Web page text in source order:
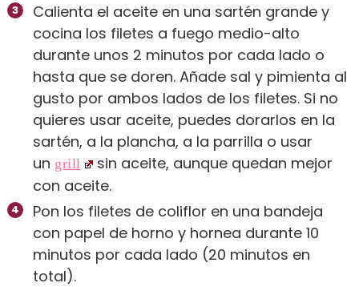
Calienta el aceite en una sartén grande y
cocina los filetes a fuego medio-alto
durante unos 2 minutos por cada lado o
hasta que se doren. Añade sal y pimienta al
gusto por ambos lados de los filetes. Si no
quieres usar aceite, puedes dorarlos en la
sartén, a la plancha, a la parrilla o usar
un grill
sin aceite, aunque quedan mejor
con aceite.
Pon los filetes de coliflor en una bandeja
con papel de horno y hornea durante 10
minutos por cada lado (20 minutos en
total).